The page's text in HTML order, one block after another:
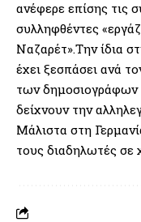
ανέφερε επίσης τις
συλληφθέντες
Ναζαρέτ».Την ίδια
έχει ξεσπάσει ανά
των δημοσιογράφων
δείχνουν την
Μάλιστα στη
τους διαδηλωτές σε